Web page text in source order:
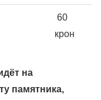
60
крон
на
памятника,